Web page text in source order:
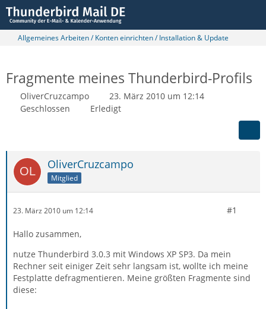
Allgemeines Arbeiten / Konten einrichten / Installation & Update
Fragmente meines Thunderbird-Profils
OliverCruzcampo
23. März 2010 um 12:14
Geschlossen
Erledigt
OliverCruzcampo
Mitglied
23. März 2010 um 12:14 #1
Hallo zusammen,
nutze Thunderbird 3.0.3 mit Windows XP SP3. Da mein
Rechner seit einiger Zeit sehr langsam ist, wollte ich meine
Festplatte defragmentieren. Meine größten Fragmente sind
diese: